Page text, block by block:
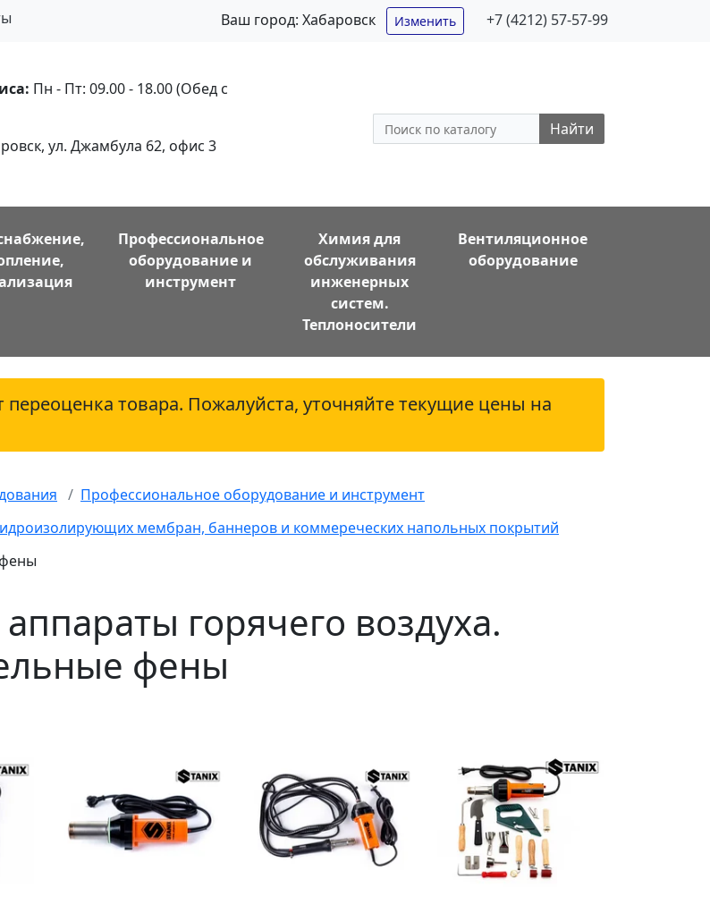
Ваш город: Хабаровск Изменить +7 (4212) 57-57-99
Пн - Пт: 09.00 - 18.00 (Обед с
ул. Джамбула 62, офис 3
Найти
Профессиональное
оборудование и
инструмент
Химия для
обслуживания
инженерных
систем.
Теплоносители
Вентиляционное
оборудование
товара. Пожалуйста, уточняйте текущие цены на
Профессиональное оборудование и инструмент
мембран, баннеров и коммереческих напольных покрытий
горячего воздуха.
фены